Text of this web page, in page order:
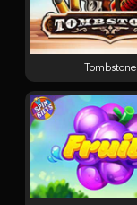
Tombstone